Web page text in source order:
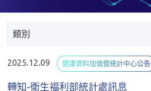
類別
2025.12.09 健康資料加值暨統計中心公告
轉知-衛生褔利部統計處訊息